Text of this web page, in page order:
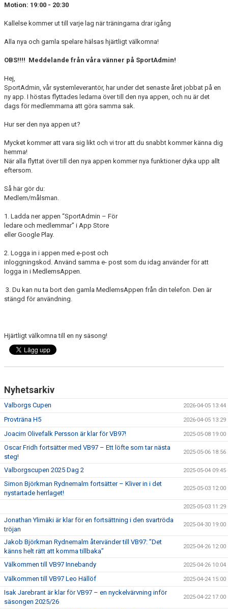
Motion: 19:00 - 20:30
Kallelse kommer ut till varje lag när träningarna drar igång
Alla nya och gamla spelare hälsas hjärtligt välkomna!
OBS!!!! Meddelande från våra vänner på SportAdmin!
Hej,
SportAdmin, vår systemleverantör, har under det senaste året jobbat på en
ny app. I höstas flyttades ledarna över till den nya appen, och nu är det
dags för medlemmarna att göra samma sak.
Hur ser den nya appen ut?
Mycket kommer att vara sig likt och vi tror att du snabbt kommer känna dig
hemma!
När alla flyttat över till den nya appen kommer nya funktioner dyka upp allt
eftersom.
Så här gör du:
Medlem/målsman.
1. Ladda ner appen “SportAdmin – För
ledare och medlemmar” i App Store
eller Google Play.
2. Logga in i appen med e-post och
inloggningskod. Använd samma e- post som du idag använder för att
logga in i MedlemsAppen.
3. Du kan nu ta bort den gamla MedlemsAppen från din telefon. Den är
stängd för användning.
Hjärtligt välkomna till en ny säsong!
Nyhetsarkiv
Valborgs Cupen 2026-04-05 13:44
Provträna H5 2026-04-05 13:29
Joacim Olivefalk Persson är klar för VB97! 2025-05-08 19:00
Oscar Fridh fortsätter med VB97 – Ett löfte som tar nästa
steg!
2025-05-06 18:56
Valborgscupen 2025 Dag 2 2025-05-04 09:45
Simon Björkman Rydnemalm fortsätter – Kliver in i det
nystartade herrlaget!
2025-05-03 12:00
2025-05-03 11:29
Jonathan Ylimäki är klar för en fortsättning i den svartröda
tröjan
2025-04-30 19:00
Jakob Björkman Rydnemalm återvänder till VB97: ”Det
känns helt rätt att komma tillbaka”
2025-04-26 12:00
Välkommen till VB97 Innebandy 2025-04-26 10:04
Välkommen till VB97 Leo Hällöf 2025-04-24 15:00
Isak Jarebrant är klar för VB97 – en nyckelvärvning inför
säsongen 2025/26
2025-04-22 17:00